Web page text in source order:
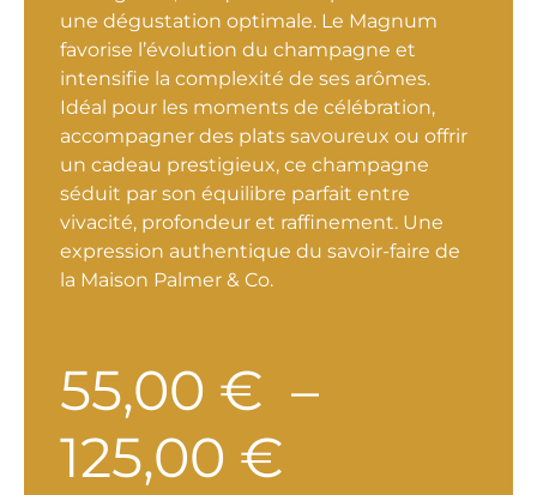
une dégustation optimale. Le Magnum
favorise l’évolution du champagne et
intensifie la complexité de ses arômes.
Idéal pour les moments de célébration,
accompagner des plats savoureux ou offrir
un cadeau prestigieux, ce champagne
séduit par son équilibre parfait entre
vivacité, profondeur et raffinement. Une
expression authentique du savoir-faire de
la Maison Palmer & Co.
55,00 € –
125,00 €